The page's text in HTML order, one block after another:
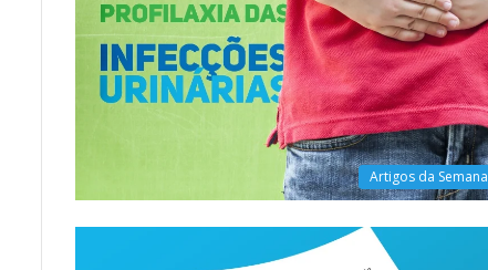
Artigos da Semana